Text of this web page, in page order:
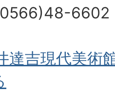
6602
達吉現代美術